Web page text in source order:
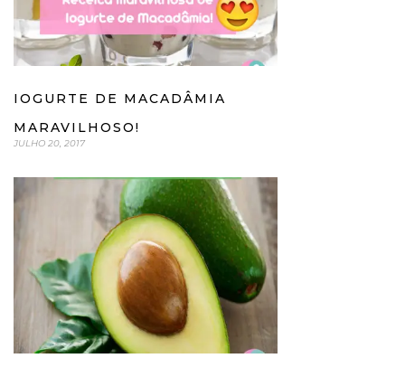
IOGURTE DE MACADÂMIA
MARAVILHOSO!
JULHO 20, 2017